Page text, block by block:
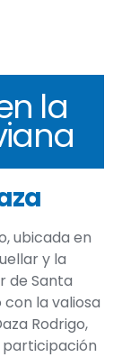
la
ubicada en
y la
de Santa
la valiosa
Rodrigo,
participación